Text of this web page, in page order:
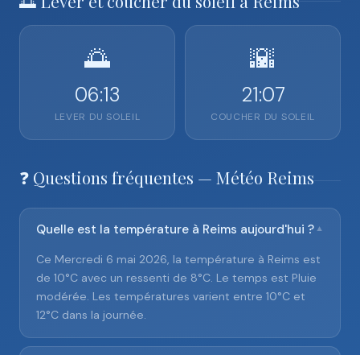
🌅
06:13
LEVER DU SOLEIL
🌇
21:07
COUCHER DU SOLEIL
❓ Questions fréquentes — Météo Reims
Quelle est la température à Reims aujourd'hui ? ▼
Ce Mercredi 6 mai 2026, la température à Reims est
de 10°C avec un ressenti de 8°C. Le temps est Pluie
modérée. Les températures varient entre 10°C et
12°C dans la journée.